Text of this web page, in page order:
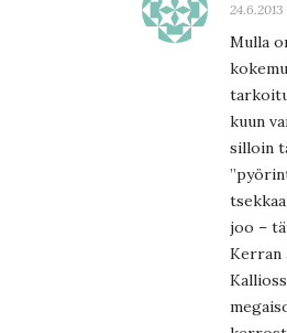
Mulla
kuun
silloin
joo –
Kerran